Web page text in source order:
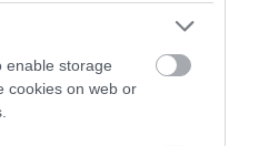
enable storage
cookies on web or